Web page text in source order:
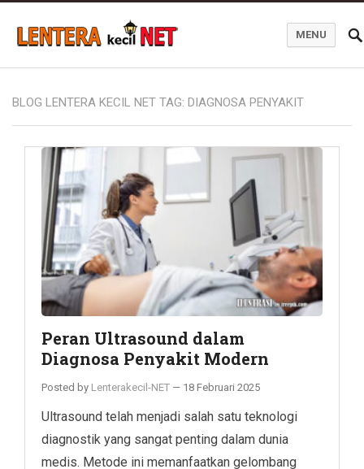
MENU
BLOG LENTERA KECIL NET TAG: DIAGNOSA PENYAKIT
Peran Ultrasound dalam
Diagnosa Penyakit Modern
Posted by Lenterakecil-NET — 18 Februari 2025
Ultrasound telah menjadi salah satu teknologi
diagnostik yang sangat penting dalam dunia
medis. Metode ini memanfaatkan gelombang